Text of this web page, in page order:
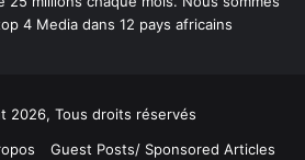
4 Media dans 12 pays africains
2026, Tous droits réservés
Guest Posts/ Sponsored Articles